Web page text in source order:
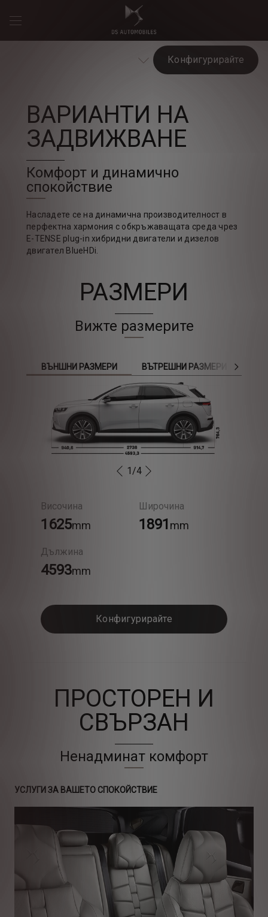
Конфигурирайте
ВАРИАНТИ НА
ЗАДВИЖВАНЕ
Комфорт и динамично
спокойствие
Насладете се на динамична производителност в
перфектна хармония с обкръжаващата среда чрез
E-TENSE plug-in хибридни двигатели и дизелов
двигател BlueHDi.
РАЗМЕРИ
Вижте размерите
ВЪНШНИ РАЗМЕРИ ВЪТРЕШНИ РАЗМЕРИ
ПРЕДИШЕН
1 /4 СЛЕДВАЩ
Височина
1625mm
Широчина
1891 mm
Дължина
4593mm
Конфигурирайте
ПРОСТОРЕН И
СВЪРЗАН
Ненадминат комфорт
УСЛУГИ ЗА ВАШЕТО СПОКОЙСТВИЕ